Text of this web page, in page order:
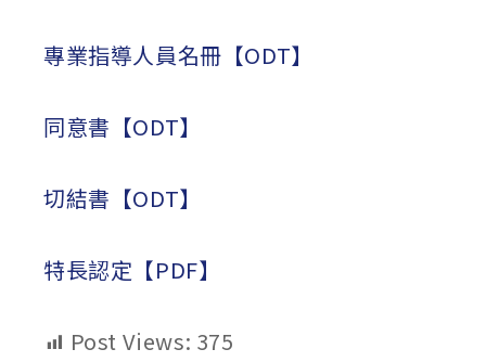
專業指導人員名冊【ODT】
同意書【ODT】
切結書【ODT】
特長認定【PDF】
Post Views: 375